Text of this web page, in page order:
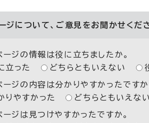
ジについて、ご意見をお聞かせくださ
ージの情報は役に立ちましたか。
立った
どちらともいえない
ージの内容は分かりやすかったですか
りやすかった
どちらともいえない
ージは見つけやすかったですか。